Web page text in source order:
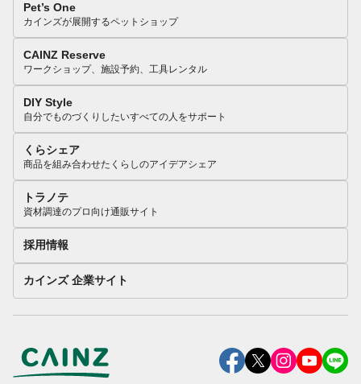
Pet’s One
カインズが展開するペットショップ
CAINZ Reserve
ワークショップ、施設予約、工具レンタル
DIY Style
自分でものづくりしたいすべての人をサポート
くらシェア
商品を組み合わせたくらしのアイデアシェア
トラノテ
資材調達のプロ向け通販サイト
採用情報
カインズ 企業サイト